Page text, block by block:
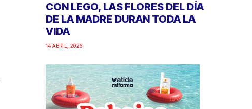
CON LEGO, LAS FLORES DEL DÍA
DE LA MADRE DURAN TODA LA
VIDA
14 ABRIL, 2026